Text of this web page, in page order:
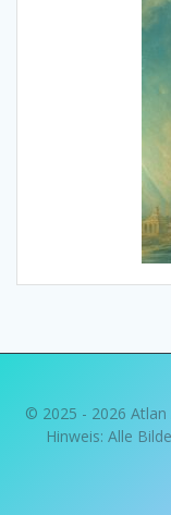
© 2025 - 2026
Hinweis: Alle